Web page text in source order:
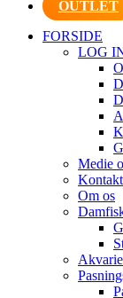
OUTLET
FORSIDE
LOG
Medie
Kontakt
Om os